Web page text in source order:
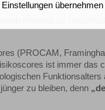
für
(PROCAM,
ist immer das
Funktionsalters
zu bleiben, denn
Einstellungen übernehmen